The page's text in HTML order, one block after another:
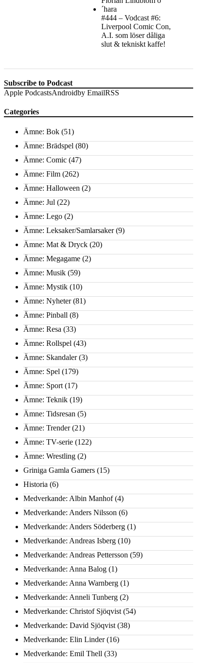
#444 – Vodcast #6:
Liverpool Comic Con,
A.I. som löser dåliga
slut & tekniskt kaffe!
Subscribe to Podcast
Apple PodcastsAndroidby EmailRSS
Categories
Ämne: Bok (51)
Ämne: Brädspel (80)
Ämne: Comic (47)
Ämne: Film (262)
Ämne: Halloween (2)
Ämne: Jul (22)
Ämne: Lego (2)
Ämne: Leksaker/Samlarsaker(9)
Ämne: Mat & Dryck (20)
Ämne: Megagame (2)
Ämne: Musik (59)
Ämne: Mystik (10)
Ämne: Nyheter(81)
Ämne: Pinball (8)
Ämne: Resa (33)
Ämne: Rollspel (43)
Ämne: Skandaler(3)
Ämne: Spel (179)
Ämne: Sport (17)
Ämne: Teknik (19)
Ämne: Tidsresan (5)
Ämne: Trender(21)
Ämne: TV-serie (122)
Ämne: Wrestling (2)
Griniga Gamla Gamers (15)
Historia (6)
Medverkande: Albin Manhof(4)
Medverkande: Anders Nilsson (6)
Medverkande: Anders Söderberg (1)
Medverkande: Andreas Isberg (10)
Medverkande: Andreas Pettersson (59)
Medverkande: Anna Balog (1)
Medverkande: Anna Warnberg (1)
Medverkande: Anneli Tunberg (2)
Medverkande: Christof Sjöqvist (54)
Medverkande: David Sjöqvist (38)
Medverkande: Elin Linder(16)
Medverkande: Emil Thell (33)